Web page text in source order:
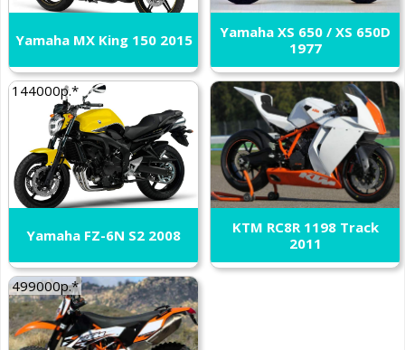
Yamaha MX King 150 2015
Yamaha XS 650 / XS 650D
1977
144000р.*
Yamaha FZ-6N S2 2008
KTM RC8R 1198 Track
2011
499000р.*